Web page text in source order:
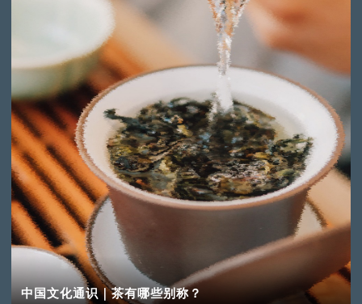
中国文化通识｜茶有哪些别称？